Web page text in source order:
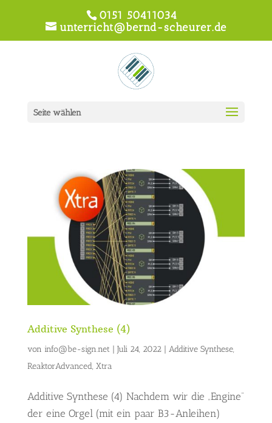
0151 50411034
unterricht@bernd-scheurer.de
Seite wählen
Additive Synthese (4)
von info@be-sign.net| Juli 24, 2022| Additive Synthese,
ReaktorAdvanced, Xtra
Additive Synthese (4) Nachdem wir die „Engine“
der eine Orgel (mit ein paar B3-Anleihen)